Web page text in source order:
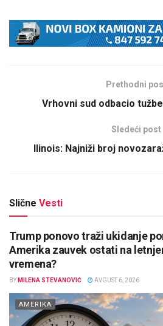
Prethodni
Vrhovni sud odbacio
Sledeći post
Ilinois: Najniži broj
Slične Vesti
Trump ponovo traži ukidanje
Amerika zauvek ostati na
vremena?
BY MILENA STEVANOVIĆ AVGUST 6, 2026
AMERIKA